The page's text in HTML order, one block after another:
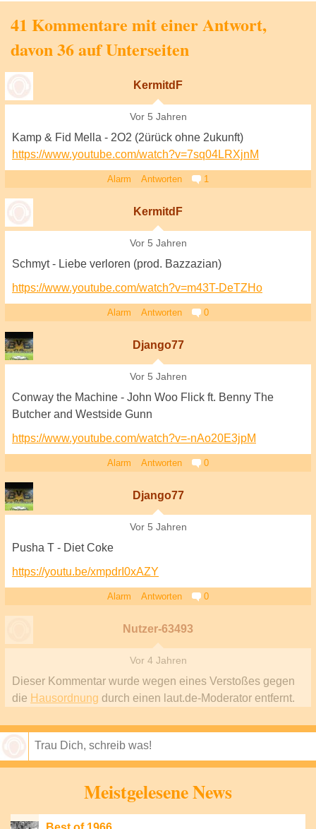
41 Kommentare mit einer Antwort,
davon 36 auf Unterseiten
KermitdF
Vor 5 Jahren
Kamp & Fid Mella - 2O2 (2ürück ohne 2ukunft)
https://www.youtube.com/watch?v=7sq04LRXjnM
Alarm Antworten 1
KermitdF
Vor 5 Jahren
Schmyt - Liebe verloren (prod. Bazzazian)
https://www.youtube.com/watch?v=m43T-DeTZHo
Alarm Antworten 0
Django77
Vor 5 Jahren
Conway the Machine - John Woo Flick ft. Benny The
Butcher and Westside Gunn
https://www.youtube.com/watch?v=-nAo20E3jpM
Alarm Antworten 0
Django77
Vor 5 Jahren
Pusha T - Diet Coke
https://youtu.be/xmpdrI0xAZY
Alarm Antworten 0
Nutzer-63493
Vor 4 Jahren
Dieser Kommentar wurde wegen eines Verstoßes gegen
die Hausordnung durch einen laut.de-Moderator entfernt.
Meistgelesene News